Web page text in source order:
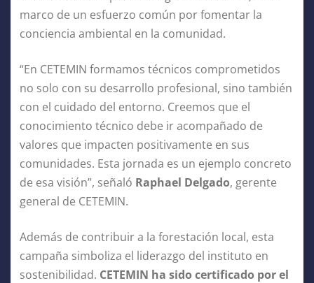
marco de un esfuerzo común por fomentar la
conciencia ambiental en la comunidad.
“En CETEMIN formamos técnicos comprometidos
no solo con su desarrollo profesional, sino también
con el cuidado del entorno. Creemos que el
conocimiento técnico debe ir acompañado de
valores que impacten positivamente en sus
comunidades. Esta jornada es un ejemplo concreto
de esa visión”, señaló Raphael Delgado, gerente
general de CETEMIN.
Además de contribuir a la forestación local, esta
campaña simboliza el liderazgo del instituto en
sostenibilidad. CETEMIN ha sido certificado por el